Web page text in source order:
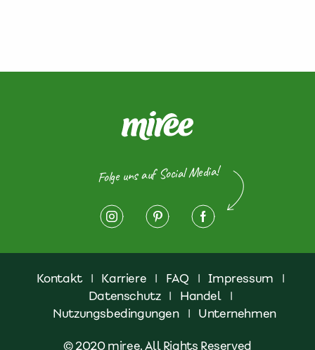
Folge uns auf Social Media!
Kontakt | Karriere | FAQ | Impressum
|
Datenschutz | Handel
|
Nutzungsbedingungen
| Unternehmen
© 2020 miree. All Rights Reserved